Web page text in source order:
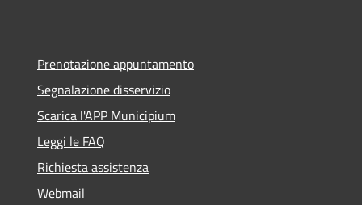
Prenotazione appuntamento
Segnalazione disservizio
Scarica l'APP Municipium
Leggi le FAQ
Richiesta assistenza
Webmail